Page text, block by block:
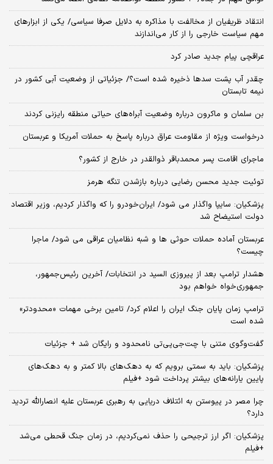
انتقاد ظریفیان از مخالفت با مذاکره به دلایل صرفا سیاسی/ یکی از ابزارهای
مهم سیاست خارجی را از کار می‌اندازند
عراقچی پیام جدید صادر کرد
چقدر آب پشت سدها ذخیره شده است؟/ جزئیاتی از وضعیت آبی کشور در
نیمه تابستان
بن سلمان و ماکرون درباره وضعیت آبراه‌های حیاتی منطقه رایزنی کردند
درخواست ویژه از مقاومت عراق درباره پاسخ به حملات آمریکا و عربستان
ماجرای اقامت پسر محمدباقر ذوالقدر در خارج از کشور؟
توئیت جدید محسن رضایی درباره بازشدن تنگه هرمز
پزشکیان: سایپا واگذار می شود/ ایران‌خودرو را که واگذار کردیم، وزیر اقتصاد
دولت استیضاح شد
عربستان آماده حملات حوثی ها و شبه نظامیان عراقی می شود/ ماجرا
چیست؟
هشدار ترامپ بعد از پیروزی السید در انتخابات/ آخرین رئیس‌جمهور،
جمهوری‌خواه خواهم بود
ترامپ زمان پایان جنگ ایران را اعلام کرد/ تامین برخی مهمات «محدودتر»
شده است
گفت‌وگوی متنی با چت‌جی‌پی‌تی نامحدود و رایگان شد + جزئیات
پزشکیان: باید به سمتی برویم که به دهک‌های بالا کمتر و به دهک‌های
پایین یارانه‌های بیشتر پرداخت شود +فیلم
چرا مصر در پیوستن به ائتلاف دریایی به رهبری عربستان علیه انصارالله تردید
دارد؟
پزشکیان: اگر ارز ترجیحی را حذف نمی‌کردیم، در زمان جنگ قحطی می‌شد
+فیلم